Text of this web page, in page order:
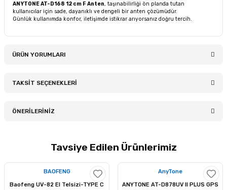
ANYTONE AT-D168 12 cm F Anten, taşınabilirliği ön planda tutan
kullanıcılar için sade, dayanıklı ve dengeli bir anten çözümüdür.
Günlük kullanımda konfor, iletişimde istikrar arıyorsanız doğru tercih.
ÜRÜN YORUMLARI
TAKSİT SEÇENEKLERİ
ÖNERİLERİNİZ
Bu ürünün fiyat bilgisi, resim, ürün açıklamalarında ve diğer
konularda yetersiz gördüğünüz noktaları öneri formunu
kullanarak tarafımıza iletebilirsiniz.
Görüş ve önerileriniz için teşekkür ederiz.
Tavsiye Edilen Ürünlerimiz
BAOFENG
Baofeng UV-82 El Telsizi-TYPE C
AnyTone
ANYTONE AT-D878UV II PLUS GPS